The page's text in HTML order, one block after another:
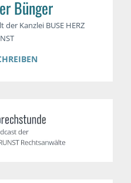
Bünger
Kanzlei BUSE HERZ